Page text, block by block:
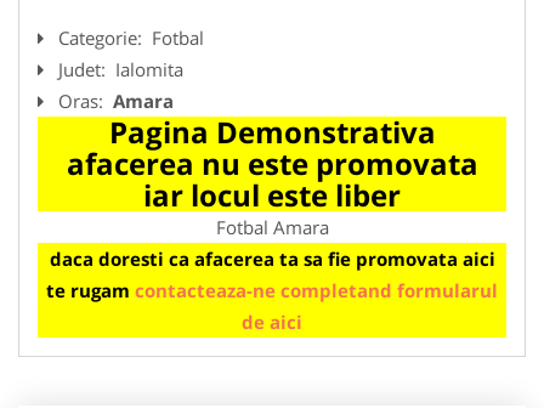
Categorie: Fotbal
Judet: Ialomita
Oras: Amara
Pagina Demonstrativa
afacerea nu este promovata
iar locul este liber
Fotbal Amara
daca doresti ca afacerea ta sa fie promovata aici
te rugam contacteaza-ne completand formularul
de aici